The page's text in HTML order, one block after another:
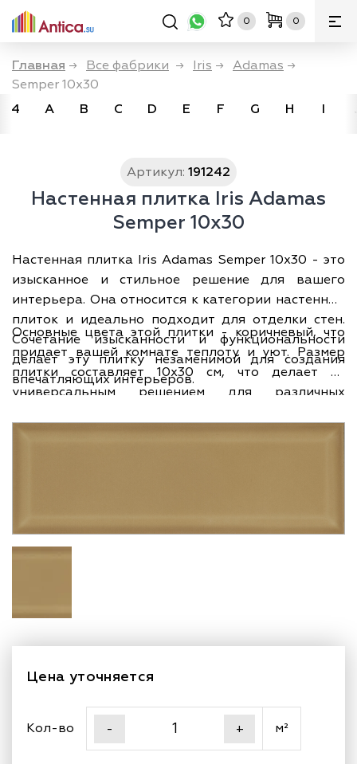
0 0
Главная → Все фабрики → Iris → Adamas →
Semper 10x30
4
A B C D E F G H I
Артикул: 191242
Настенная плитка Iris Adamas
Semper 10x30
Настенная плитка Iris Adamas Semper 10x30 - это
изысканное и стильное решение для вашего
интерьера. Она относится к категории настенных
плиток и идеально подходит для отделки стен.
Сочетание изысканности и функциональности
делает эту плитку незаменимой для создания
впечатляющих интерьеров.
Основные цвета этой плитки - коричневый, что
придает вашей комнате теплоту и уют. Размер
плитки составляет 10х30 см, что делает ее
универсальным решением для различных
Iris известен своим качеством и внимательным
Цена уточняется
Кол-во - + м²